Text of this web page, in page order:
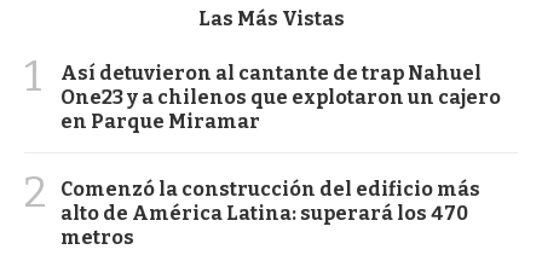
Las Más Vistas
1
Así detuvieron al cantante de trap Nahuel
One23 y a chilenos que explotaron un cajero
en Parque Miramar
2
Comenzó la construcción del edificio más
alto de América Latina: superará los 470
metros